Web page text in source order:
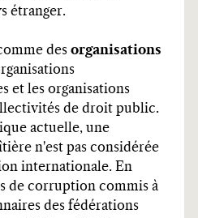
étranger.
des organisations
et les organisations
de droit public.
actuelle, une
n'est pas considérée
internationale. En
de corruption commis à
des fédérations